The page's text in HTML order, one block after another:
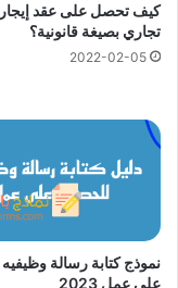
كيف تحصل على عقد
تجاري بصيغة قانونية؟
2022-02-05
نموذج كتابة رسالة
على عمل 2023